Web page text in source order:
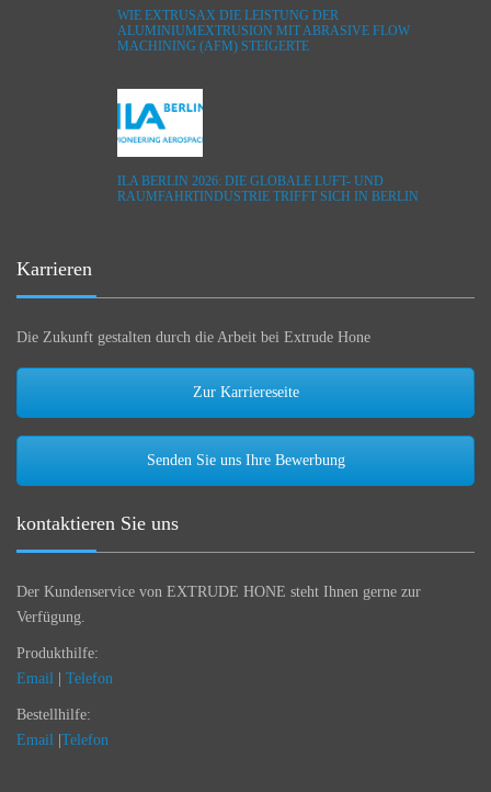
WIE EXTRUSAX DIE LEISTUNG DER
ALUMINIUMEXTRUSION MIT ABRASIVE FLOW
MACHINING (AFM) STEIGERTE
ILA BERLIN 2026: DIE GLOBALE LUFT- UND
RAUMFAHRTINDUSTRIE TRIFFT SICH IN BERLIN
Karrieren
Die Zukunft gestalten durch die Arbeit bei Extrude Hone
Zur Karriereseite
Senden Sie uns Ihre Bewerbung
kontaktieren Sie uns
Der Kundenservice von EXTRUDE HONE steht Ihnen gerne zur
Verfügung.
Produkthilfe:
Email
Telefon
Bestellhilfe:
Email Telefon